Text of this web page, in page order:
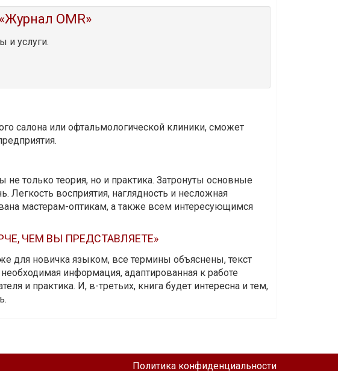
OMR»
и услуги.
салона или офтальмологической клиники, сможет
не только теория, но и практика. Затронуты основные
восприятия, наглядность и несложная
мастерам-оптикам, а также всем интересующимся
ЧЕМ ВЫ ПРЕДСТАВЛЯЕТЕ»
для новичка языком, все термины объяснены, текст
информация, адаптированная к работе
и практика. И, в-третьих, книга будет интересна и тем,
Политика конфиденциальности